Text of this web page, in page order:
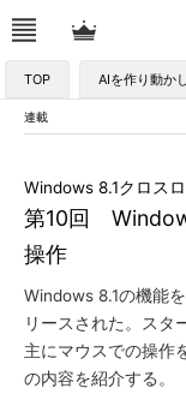
TOP AIを作り動か
連載
第10回
操作
Windows 8.1クロス
Windows 8.1の機能
リースされた。スタ
主にマウスでの操作
の内容を紹介する。